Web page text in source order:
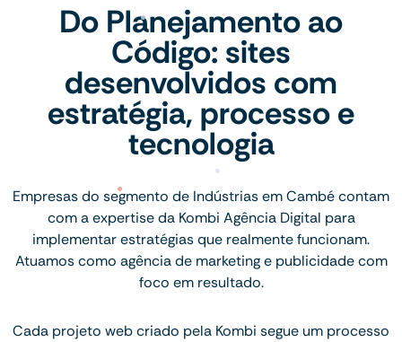
Do Planejamento ao
Código: sites
desenvolvidos com
estratégia, processo e
tecnologia
Empresas do segmento de Indústrias em Cambé contam
com a expertise da Kombi Agência Digital para
implementar estratégias que realmente funcionam.
Atuamos como agência de marketing e publicidade com
foco em resultado.
Cada projeto web criado pela Kombi segue um processo